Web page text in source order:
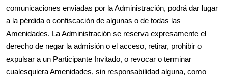
comunicaciones enviadas por la Administración, podrá dar lugar
a la pérdida o confiscación de algunas o de todas las
Amenidades. La Administración se reserva expresamente el
derecho de negar la admisión o el acceso, retirar, prohibir o
expulsar a un Participante Invitado, o revocar o terminar
cualesquiera Amenidades, sin responsabilidad alguna, como